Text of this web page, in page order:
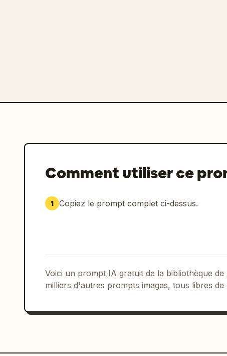
Comment utiliser ce
1 Copiez le prompt complet ci-dessus.
Voici un prompt IA gratuit de la bibliothèque
milliers d'autres prompts images, tous libres